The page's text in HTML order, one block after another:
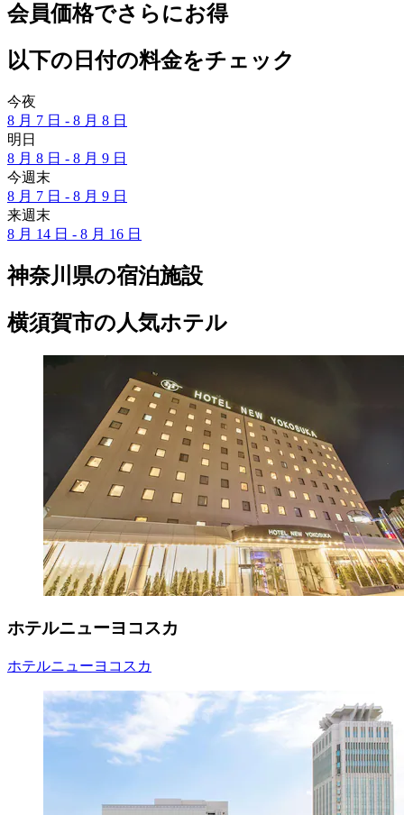
会員価格でさらにお得
以下の日付の料金をチェック
今夜
8 月 7 日 - 8 月 8 日
明日
8 月 8 日 - 8 月 9 日
今週末
8 月 7 日 - 8 月 9 日
来週末
8 月 14 日 - 8 月 16 日
神奈川県の宿泊施設
横須賀市の人気ホテル
ホテルニューヨコスカ
ホテルニューヨコスカ